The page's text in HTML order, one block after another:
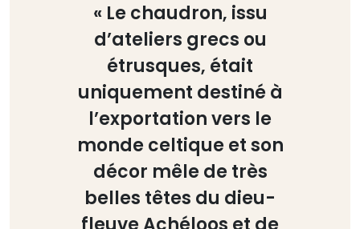
« Le chaudron, issu
d’ateliers grecs ou
étrusques, était
uniquement destiné à
l’exportation vers le
monde celtique et son
décor mêle de très
belles têtes du dieu-